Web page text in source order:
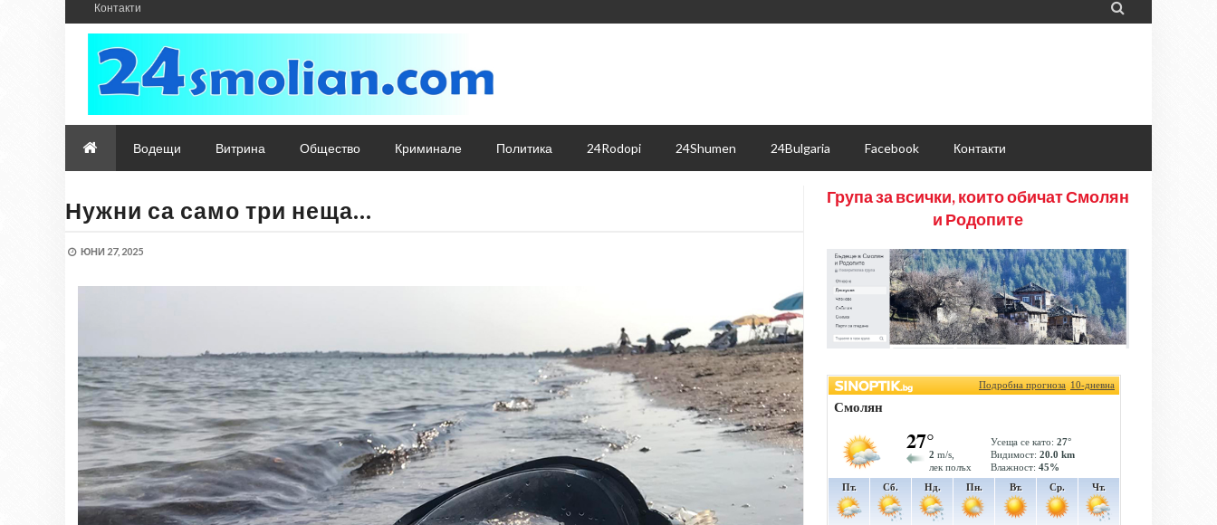
Контакти 
Водещи Витрина Общество Криминале Политика 24Rodopi 24Shumen 24Bulgaria Facebook Контакти
Нужни са само три неща…
ЮНИ 27, 2025
Група за всички, които обичат Смолян
и Родопите